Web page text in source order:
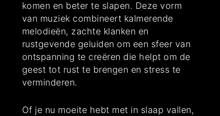
komen en beter te slapen. Deze vorm
van muziek combineert kalmerende
melodieën, zachte klanken en
rustgevende geluiden om een sfeer van
ontspanning te creëren die helpt om de
geest tot rust te brengen en stress te
verminderen.
Of je nu moeite hebt met in slaap vallen,